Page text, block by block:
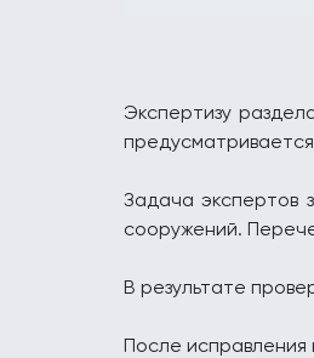
Экспертизу
Задача экспертов
сооружений.
В результате
После